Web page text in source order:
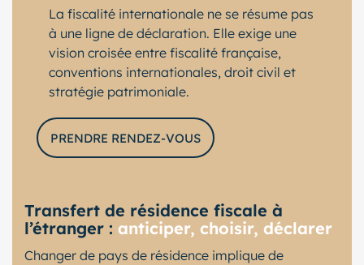
La fiscalité internationale ne se résume pas
à une ligne de déclaration. Elle exige une
vision croisée entre fiscalité française,
conventions internationales, droit civil et
stratégie patrimoniale.
PRENDRE RENDEZ-VOUS
Transfert de résidence fiscale à
l’étranger : anticiper, choisir, déclarer
Changer de pays de résidence implique de